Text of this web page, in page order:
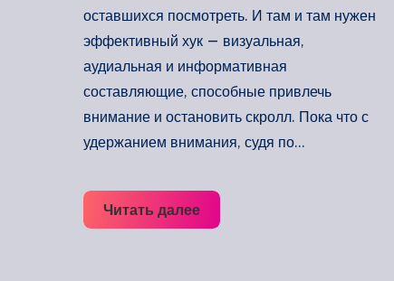
оставшихся посмотреть. И там и там нужен
эффективный хук — визуальная,
аудиальная и информативная
составляющие, способные привлечь
внимание и остановить скролл. Пока что с
удержанием внимания, судя по…
Читать далееСоциальные
ме